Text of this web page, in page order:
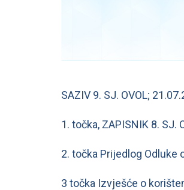
SAZIV 9. SJ. OVOL;
1. točka, ZAPISNIK 8. SJ.
2. točka Prijedlog Odluke
3 točka Izvješće o